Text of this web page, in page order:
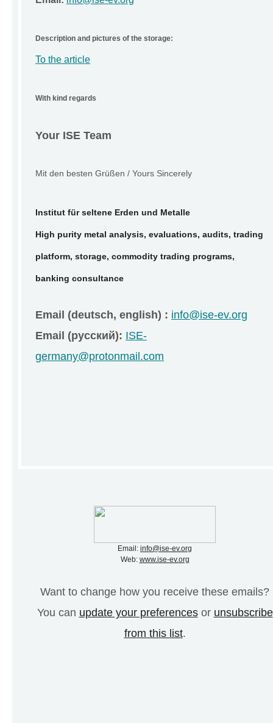
Description and pictures of the storage:
To the article
With kind regards
Your ISE Team
Mit den besten Grüßen / Yours Sincerely
Institut für seltene Erden und Metalle
High purity metal analysis, evaluations, audits, trading
platform, storage, commodity trading programs,
banking consultance
Email (deutsch, english) : info@ise-ev.org
Email (русский): ISE-
germany@protonmail.com
Email: info@ise-ev.org
Web: www.ise-ev.org
Want to change how you receive these emails?
You can update your preferencesor unsubscribe
from this list.